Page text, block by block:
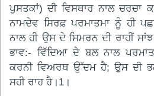
ਪੁਸਤਕਾਂ) ਦੀ ਵਿਸਥਾਰ ਨਾਲ ਚਰਚਾ
ਨਾਮਦੇਵ ਸਿਰਫ਼ ਪਰਮਾਤਮਾ ਨੂੰ ਹੀ
ਨਾਲ ਹੀ ਉਸ ਦੇ ਸਿਮਰਨ ਦੀ ਰਾਹੀਂ
ਭਾਵ:- ਵਿੱਦਿਆ ਦੇ ਬਲ ਨਾਲ
ਕਰਨੀ ਵਿਅਰਥ ਉੱਦਮ ਹੈ; ਉਸ ਦੀ
ਸਹੀ ਰਾਹ ਹੈ।1।